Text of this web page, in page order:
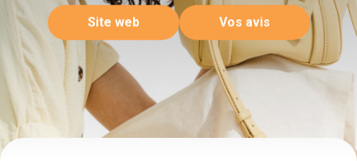
Site web Vos avis